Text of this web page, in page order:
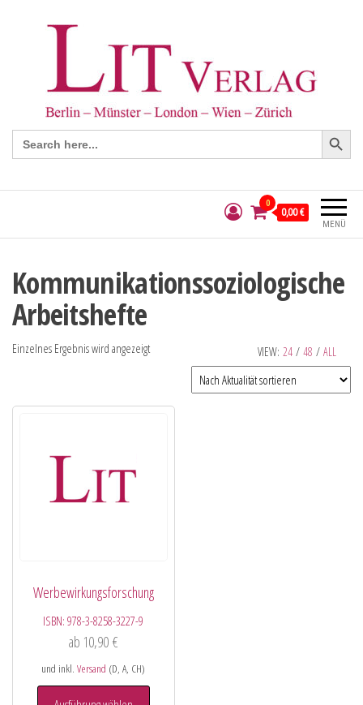
Search
for:
Search Button
MENÜ
0
0,00 €
Kommunikationssoziologische
Arbeitshefte
VIEW: 24 / 48 / ALL
Einzelnes Ergebnis wird angezeigt
Werbewirkungsforschung
ISBN:978-3-8258-3227-9
ab 10,90€
und inkl.Versand (D, A, CH)